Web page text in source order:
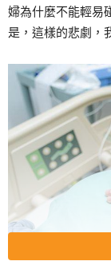
婦為什麼不能輕易
是，這樣的悲劇，